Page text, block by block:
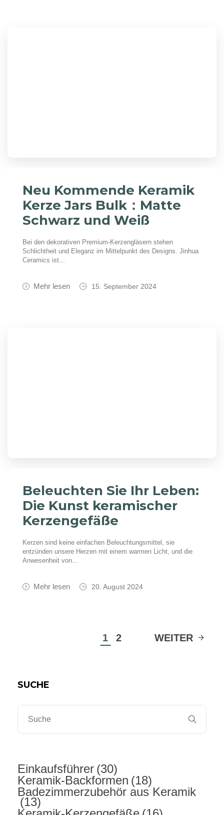
Neu Kommende Keramik
Kerze Jars Bulk：Matte
Schwarz und Weiß
Bei den dekorativen Premium-Kerzengläsern stehen
Schlichtheit und Eleganz im Mittelpunkt des Designs. Jinhua
Ceramics ist...
Mehr lesen 15. September 2024
Beleuchten Sie Ihr Leben:
Die Kunst keramischer
Kerzengefäße
Kerzen sind keine einfachen Beleuchtungsmittel, sie
entzünden unsere Herzen mit einem warmen Licht, und die
Anwesenheit von...
Mehr lesen 20. August 2024
1 2 WEITER
SUCHE
Einkaufsführer (30)
Keramik-Backformen (18)
Badezimmerzubehör aus Keramik
(13)